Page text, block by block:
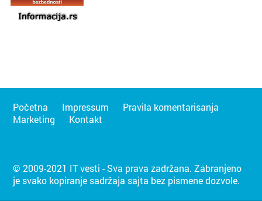
Početna Impressum
Pravila komentarisanja
Marketing
Kontakt
© 2009-2021 IT vesti - Sva prava zadržana. Zabranjeno
je svako kopiranje sadržaja sajta bez pismene dozvole.